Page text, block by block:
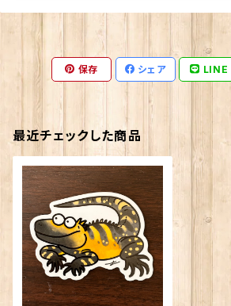
保存 シェア LINE
最近チェックした商品